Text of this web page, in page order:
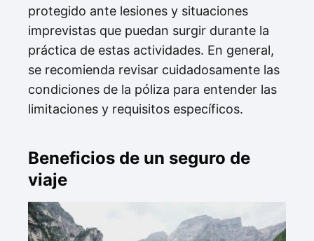
protegido ante lesiones y situaciones
imprevistas que puedan surgir durante la
práctica de estas actividades. En general,
se recomienda revisar cuidadosamente las
condiciones de la póliza para entender las
limitaciones y requisitos específicos.
Beneficios de un seguro de
viaje